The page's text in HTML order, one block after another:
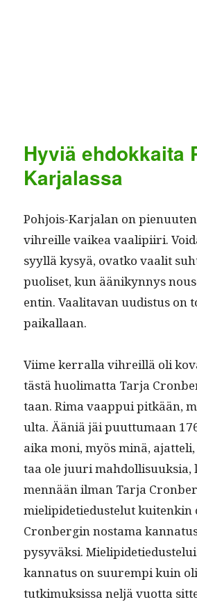
Hyviä ehdokkaita
Karjalassa
Pohjois-Kar­jalan on
vihreille vaikea vaalipi­iri.
syyl­lä kysyä, ovatko vaalit
puoliset, kun äänikyn­nys
entin. Vaal­i­ta­van uud­is­tus on
paikallaan.
Viime ker­ral­la vihreil­lä oli
tästä huoli­mat­ta Tar­ja
taan. Rima vaap­pui pitkään,
ul­ta. Ääniä jäi puut­tumaan
aika moni, myös minä,
taa ole juuri mah­dol­lisuuk­sia,
men­nään ilman Tar­ja
mielipi­de­tieduste­lut kuitenkin
Cron­ber­gin nos­ta­ma
pysyväk­si.
kan­na­tus on suurem­pi kuin
tutkimuk­sis­sa neljä vuot­ta